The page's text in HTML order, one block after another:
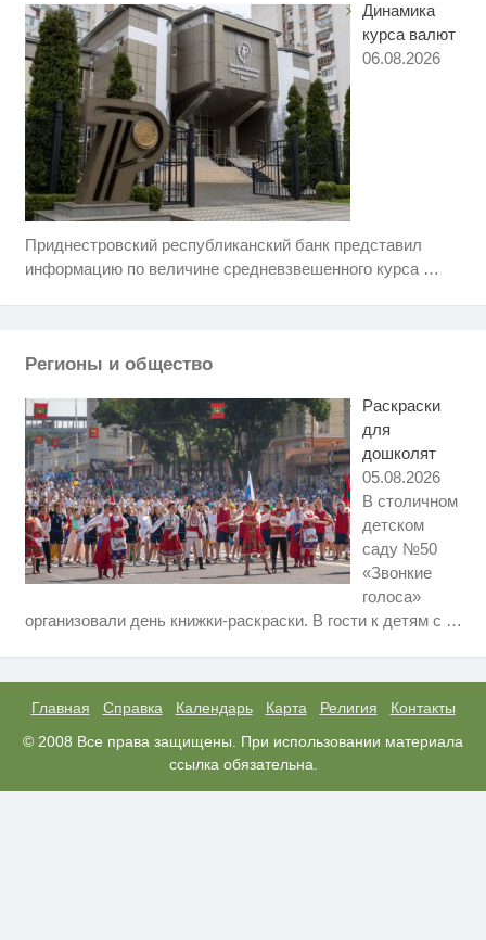
Динамика
курса валют
06.08.2026
Приднестровский республиканский банк представил
информацию по величине средневзвешенного курса …
Регионы и общество
Раскраски
для
дошколят
05.08.2026
В столичном
детском
саду №50
«Звонкие
голоса»
организовали день книжки-раскраски. В гости к детям с …
Главная Справка Календарь Карта Религия
Контакты
© 2008 Все права защищены. При использовании материала
ссылка обязательна.
i
Скрытая камера на пляже
когда их не видят...
Ролик длится пару секунд, но
Ролик из Омска: вы будете
а смеяться вы будете долго
i
Взломали Telegram Собчак - вот
что нашлось в переписках